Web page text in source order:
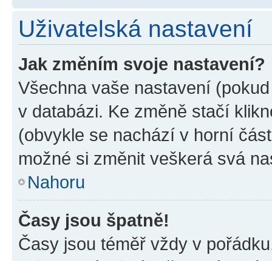
Uživatelská nastavení
Jak změním svoje nastavení?
Všechna vaše nastavení
v databázi. Ke změně stačí
(obvykle se nachází v horní
možné si změnit veškerá svá
Nahoru
Časy jsou špatně!
Časy jsou téměř vždy v